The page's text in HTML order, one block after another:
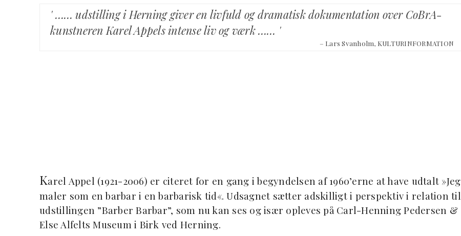
' …… udstilling i Herning giver en livfuld og dramatisk dokumentation over CoBrA-
kunstneren Karel Appels intense liv og værk …… '
– Lars Svanholm, KULTURINFORMATION
Karel Appel (1921-2006) er citeret for en gang i begyndelsen af 1960’erne at have udtalt »Jeg
maler som en barbar i en barbarisk tid«. Udsagnet sætter adskilligt i perspektiv i relation til
udstillingen ”Barber Barbar”, som nu kan ses og især opleves på Carl-Henning Pedersen &
Else Alfelts Museum i Birk ved Herning.